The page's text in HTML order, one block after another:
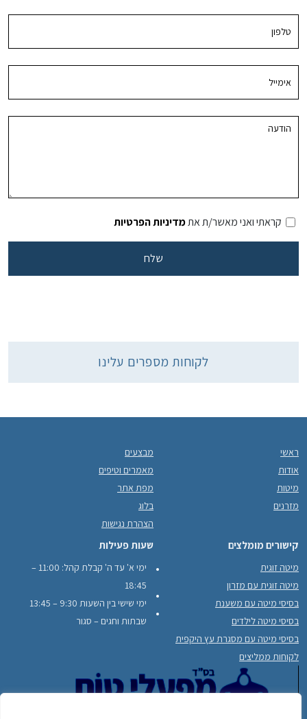
קראתי ואני מאשר/ת אתמדיניות הפרטיות
לקוחות מספרים עלינו
ראשי
אודות
מיטות
מזרנים
מבצעים
מאמרים וטיפים
מפת אתר
בלוג
הצהרת נגישות
קישורים מומלצים
מיטה זוגית
מיטה זוגית עם מזרון
בסיסי מיטה עם משענת
בסיסי מיטה לילדים
בסיסי מיטה עם מסגרת עץ היקפית
לקוחות ממליצים
שעות פעילות
ימי א' עד ה' קבלת קהל: 11:00 –
18:45
ימי שישי בין השעות 9:30 – 13:45
שבתות וחגים – סגור